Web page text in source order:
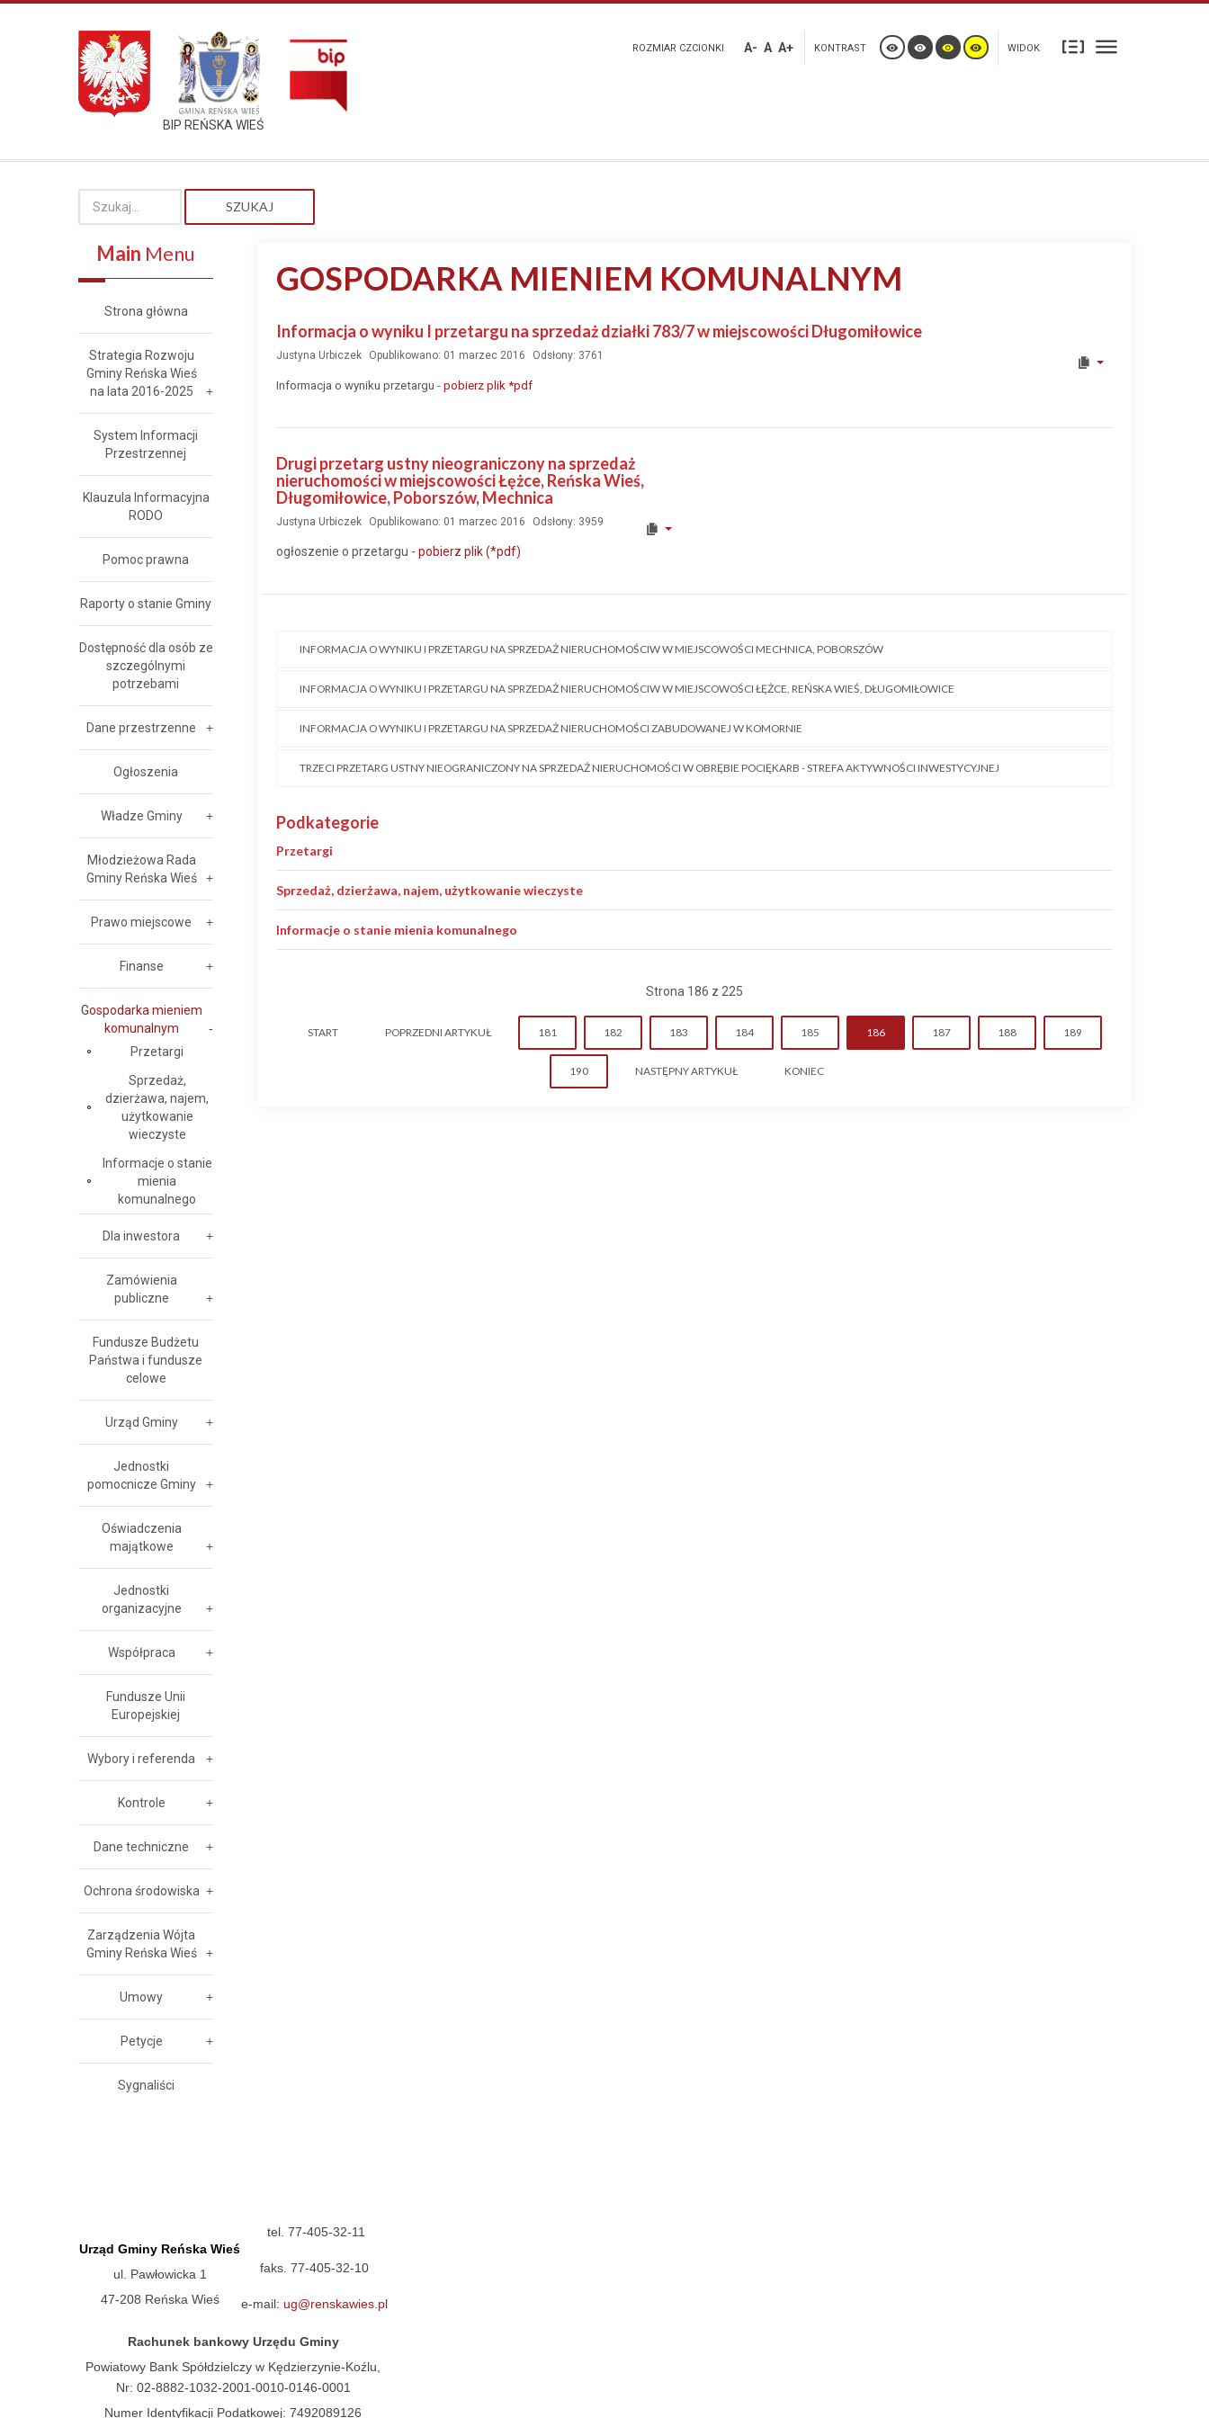
BIP REŃSKA WIEŚ
ROZMIAR CZCIONKI A- A A+ KONTRAST WIDOK
SZUKAJ
GOSPODARKA MIENIEM KOMUNALNYM
Informacja o wyniku I przetargu na sprzedaż działki 783/7 w miejscowości Długomiłowice
Justyna Urbiczek Opublikowano: 01 marzec 2016 Odsłony: 3761
Informacja o wyniku przetargu - pobierz plik *pdf
Drugi przetarg ustny nieograniczony na sprzedaż
nieruchomości w miejscowości Łężce, Reńska Wieś,
Długomiłowice, Poborszów, Mechnica
Justyna Urbiczek Opublikowano: 01 marzec 2016 Odsłony: 3959
ogłoszenie o przetargu - pobierz plik (*pdf)
INFORMACJA O WYNIKU I PRZETARGU NA SPRZEDAŻ NIERUCHOMOŚCIW W MIEJSCOWOŚCI MECHNICA, POBORSZÓW
INFORMACJA O WYNIKU I PRZETARGU NA SPRZEDAŻ NIERUCHOMOŚCIW W MIEJSCOWOŚCI ŁĘŻCE, REŃSKA WIEŚ, DŁUGOMIŁOWICE
INFORMACJA O WYNIKU I PRZETARGU NA SPRZEDAŻ NIERUCHOMOŚCI ZABUDOWANEJ W KOMORNIE
TRZECI PRZETARG USTNY NIEOGRANICZONY NA SPRZEDAŻ NIERUCHOMOŚCI W OBRĘBIE POCIĘKARB - STREFA AKTYWNOŚCI INWESTYCYJNEJ
Podkategorie
Przetargi
Sprzedaż, dzierżawa, najem, użytkowanie wieczyste
Informacje o stanie mienia komunalnego
Strona 186 z 225
START POPRZEDNI ARTYKUŁ 181 182 183 184 185 186 187 188 189
190 NASTĘPNY ARTYKUŁ KONIEC
Main Menu
Strona główna
Strategia Rozwoju
Gminy Reńska Wieś
na lata 2016-2025
System Informacji
Przestrzennej
Klauzula Informacyjna
RODO
Pomoc prawna
Raporty o stanie Gminy
Dostępność dla osób ze
szczególnymi
potrzebami
Dane przestrzenne
Ogłoszenia
Władze Gminy
Młodzieżowa Rada
Gminy Reńska Wieś
Prawo miejscowe
Finanse
Gospodarka mieniem
komunalnym
Przetargi
Sprzedaż,
dzierżawa, najem,
użytkowanie
wieczyste
Informacje o stanie
mienia
komunalnego
Dla inwestora
Zamówienia
publiczne
Fundusze Budżetu
Państwa i fundusze
celowe
Urząd Gminy
Jednostki
pomocnicze Gminy
Oświadczenia
majątkowe
Jednostki
organizacyjne
Współpraca
Fundusze Unii
Europejskiej
Wybory i referenda
Kontrole
Dane techniczne
Ochrona środowiska
Zarządzenia Wójta
Gminy Reńska Wieś
Umowy
Petycje
Sygnaliści
Urząd Gminy Reńska Wieś
ul. Pawłowicka 1
47-208 Reńska Wieś
tel. 77-405-32-11
faks. 77-405-32-10
e-mail: ug@renskawies.pl
Rachunek bankowy Urzędu Gminy
Powiatowy Bank Spółdzielczy w Kędzierzynie-Koźlu,
Nr: 02-8882-1032-2001-0010-0146-0001
Numer Identyfikacji Podatkowej: 7492089126